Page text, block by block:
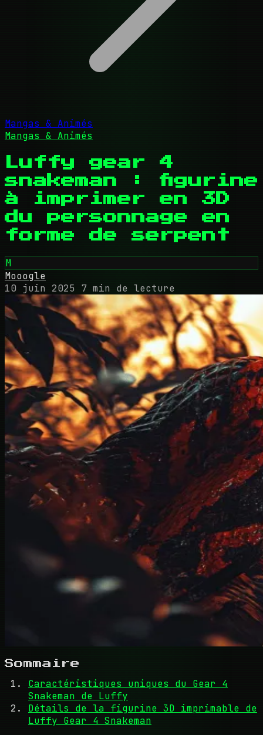
Mangas & Animés
Mangas & Animés
Luffy gear 4
snakeman : figurine
à imprimer en 3D
du personnage en
forme de serpent
M
Mooogle
10 juin 2025
7 min de lecture
Sommaire
Caractéristiques uniques du Gear 4
Snakeman de Luffy
Détails de la figurine 3D imprimable de
Luffy Gear 4 Snakeman